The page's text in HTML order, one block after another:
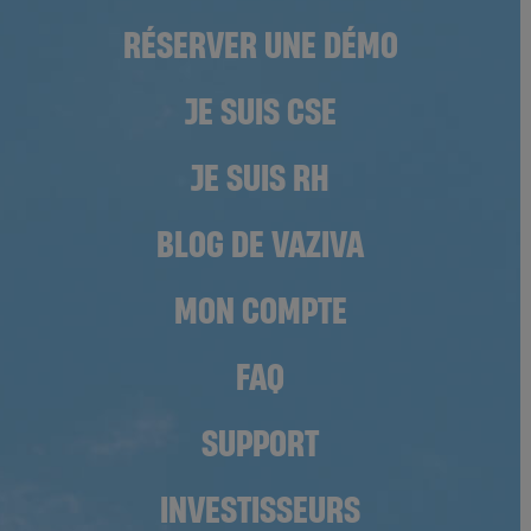
RÉSERVER UNE DÉMO
JE SUIS CSE
JE SUIS RH
BLOG DE VAZIVA
MON COMPTE
FAQ
SUPPORT
INVESTISSEURS